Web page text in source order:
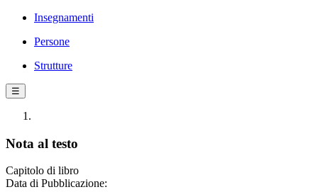
Insegnamenti
Persone
Strutture
☰
Nota al testo
Capitolo di libro
Data di Pubblicazione: